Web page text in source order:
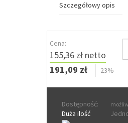
Szczegółowy opis
Cena:
155,36 zł netto
191,09 zł
23%
Dostępność:
Duża ilość